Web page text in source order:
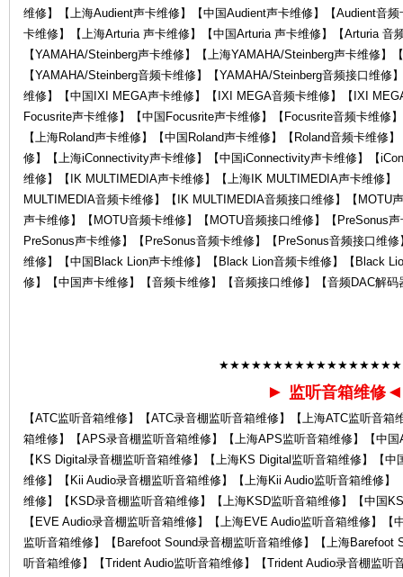
维修】【上海Audient声卡维修】【中国Audient声卡维修】【Audient音
卡维修】【上海Arturia 声卡维修】【中国Arturia 声卡维修】【Arturia 音
【YAMAHA/Steinberg声卡维修】【上海YAMAHA/Steinberg声卡维修】
【YAMAHA/Steinberg音频卡维修】【YAMAHA/Steinberg音频接口维
维修】【中国IXI MEGA声卡维修】【IXI MEGA音频卡维修】【IXI
Focusrite声卡维修】【中国Focusrite声卡维修】【Focusrite音频卡维修
【上海Roland声卡维修】【中国Roland声卡维修】【Roland音频卡维修
修】【上海iConnectivity声卡维修】【中国iConnectivity声卡维修】【
维修】【IK MULTIMEDIA声卡维修】【上海IK MULTIMEDIA声卡维修
MULTIMEDIA音频卡维修】【IK MULTIMEDIA音频接口维修】【MOTU
声卡维修】【MOTU音频卡维修】【MOTU音频接口维修】【PreSonus
PreSonus声卡维修】【PreSonus音频卡维修】【PreSonus音频接口维
维修】【中国Black Lion声卡维修】【Black Lion音频卡维修】【Black
修】【中国声卡维修】【音频卡维修】【音频接口维修】【音频DAC解
► 监听音箱维修
【ATC监听音箱维修】【ATC录音棚监听音箱维修】【上海ATC监听音
箱维修】【APS录音棚监听音箱维修】【上海APS监听音箱维修】【中
【KS Digital录音棚监听音箱维修】【上海KS Digital监听音箱维修】【
维修】【Kii Audio录音棚监听音箱维修】【上海Kii Audio监听音箱维修
维修】【KSD录音棚监听音箱维修】【上海KSD监听音箱维修】【中国
【EVE Audio录音棚监听音箱维修】【上海EVE Audio监听音箱维修】
监听音箱维修】【Barefoot Sound录音棚监听音箱维修】【上海Barefoot
听音箱维修】【Trident Audio监听音箱维修】【Trident Audio录音棚监听